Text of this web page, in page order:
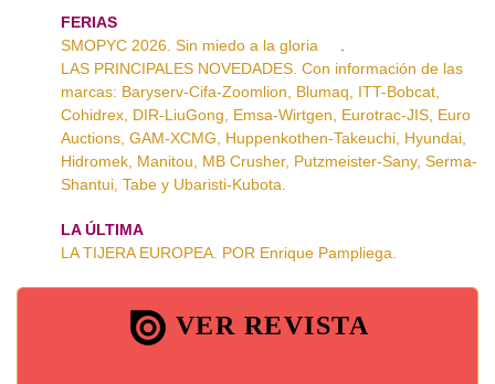
FERIAS
SMOPYC 2026. Sin miedo a la gloria
LAS PRINCIPALES NOVEDADES. Con información de las
marcas: Baryserv-Cifa-Zoomlion, Blumaq, ITT-Bobcat,
Cohidrex, DIR-LiuGong, Emsa-Wirtgen, Eurotrac-JIS, Euro
Auctions, GAM-XCMG, Huppenkothen-Takeuchi, Hyundai,
Hidromek, Manitou, MB Crusher, Putzmeister-Sany, Serma-
Shantui, Tabe y Ubaristi-Kubota.
LA ÚLTIMA
LA TIJERA EUROPEA. POR Enrique Pampliega.
VER REVISTA